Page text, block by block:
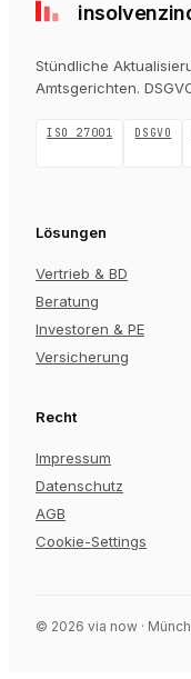
insolvenz
Stündliche
Amtsgerichten.
ISO 27001 DSGVO
Lösungen
Vertrieb & BD
Beratung
Investoren & PE
Versicherung
Recht
Impressum
Datenschutz
AGB
Cookie-Settings
© 2026 via now ·